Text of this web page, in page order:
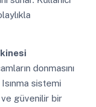
donmasını
sistemi
güvenilir bir